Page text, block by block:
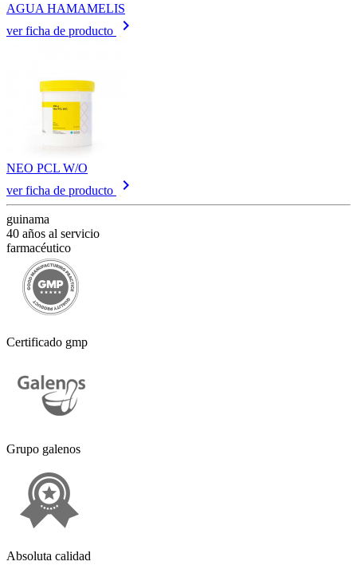
AGUA HAMAMELIS
ver ficha de producto
keyboard_arrow_right
NEO PCL W/O
ver ficha de producto
keyboard_arrow_right
guinama
40 años al servicio
farmacéutico
Certificado gmp
Grupo galenos
Absoluta calidad